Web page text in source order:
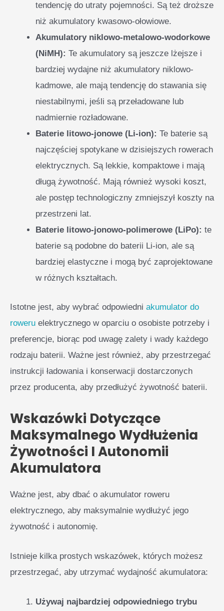
tendencję do utraty pojemności. Są też droższe
niż akumulatory kwasowo-ołowiowe.
Akumulatory niklowo-metalowo-wodorkowe
(NiMH): Te akumulatory są jeszcze lżejsze i
bardziej wydajne niż akumulatory niklowo-
kadmowe, ale mają tendencję do stawania się
niestabilnymi, jeśli są przeładowane lub
nadmiernie rozładowane.
Baterie litowo-jonowe (Li-ion): Te baterie są
najczęściej spotykane w dzisiejszych rowerach
elektrycznych. Są lekkie, kompaktowe i mają
długą żywotność. Mają również wysoki koszt,
ale postęp technologiczny zmniejszył koszty na
przestrzeni lat.
Baterie litowo-jonowo-polimerowe (LiPo): te
baterie są podobne do baterii Li-ion, ale są
bardziej elastyczne i mogą być zaprojektowane
w różnych kształtach.
Istotne jest, aby wybrać odpowiedni akumulator do
roweru elektrycznego w oparciu o osobiste potrzeby i
preferencje, biorąc pod uwagę zalety i wady każdego
rodzaju baterii. Ważne jest również, aby przestrzegać
instrukcji ładowania i konserwacji dostarczonych
przez producenta, aby przedłużyć żywotność baterii.
Wskazówki Dotyczące
Maksymalnego Wydłużenia
Żywotności I Autonomii
Akumulatora
Ważne jest, aby dbać o akumulator roweru
elektrycznego, aby maksymalnie wydłużyć jego
żywotność i autonomię.
Istnieje kilka prostych wskazówek, których możesz
przestrzegać, aby utrzymać wydajność akumulatora:
Używaj najbardziej odpowiedniego trybu